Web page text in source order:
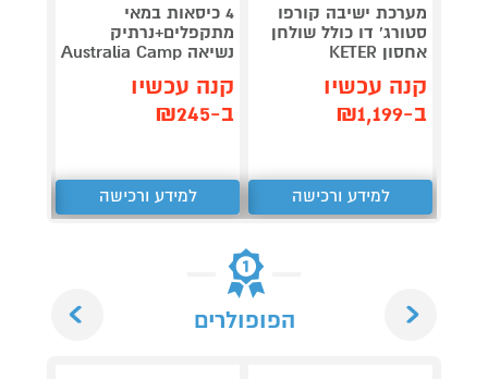
מערכת ישיבה קורפו
סטורג' דו כולל שולחן
אחסון KETER
קנה עכשיו
ב-₪1,199
למידע ורכישה
4 כיסאות במאי
מתקפלים+נרתיק
נשיאה Australia Camp
קנה עכשיו
ב-₪245
למידע ורכישה
הפופולרים